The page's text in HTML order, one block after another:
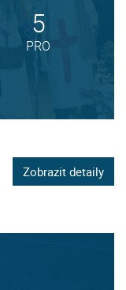
5
PRO
Zobrazit detaily